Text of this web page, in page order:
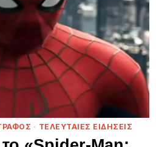
· ΤΕΛΕΥΤΑΙΕΣ ΕΙΔΗΣΕΙΣ